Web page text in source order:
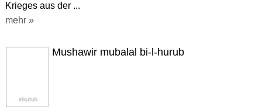
Krieges aus der ...
mehr »
Mushawir mubalal bi-l-hurub